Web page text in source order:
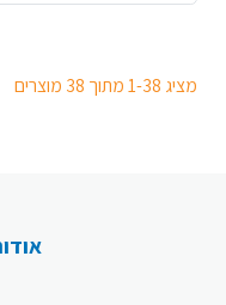
מציג 1-38 מתוך 38 מוצרים